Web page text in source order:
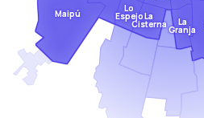
Maipú La
Cisterna
Lo
Espejo
La
Granja